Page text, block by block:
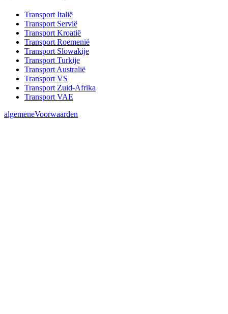
Transport Italië
Transport Servië
Transport Kroatië
Transport Roemenië
Transport Slowakije
Transport Turkije
Transport Australië
Transport VS
Transport Zuid-Afrika
Transport VAE
algemeneVoorwaarden